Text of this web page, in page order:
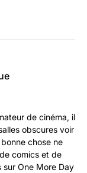
de cinéma, il
obscures voir
chose ne
comics et de
One More Day